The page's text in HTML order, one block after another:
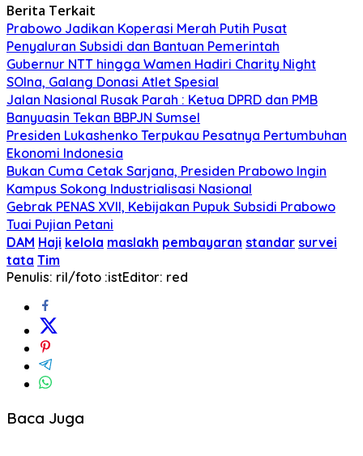
Berita Terkait
Prabowo Jadikan Koperasi Merah Putih Pusat
Penyaluran Subsidi dan Bantuan Pemerintah
Gubernur NTT hingga Wamen Hadiri Charity Night
SOIna, Galang Donasi Atlet Spesial
Jalan Nasional Rusak Parah : Ketua DPRD dan PMB
Banyuasin Tekan BBPJN Sumsel
Presiden Lukashenko Terpukau Pesatnya Pertumbuhan
Ekonomi Indonesia
Bukan Cuma Cetak Sarjana, Presiden Prabowo Ingin
Kampus Sokong Industrialisasi Nasional
Gebrak PENAS XVII, Kebijakan Pupuk Subsidi Prabowo
Tuai Pujian Petani
DAM Haji kelola maslakh pembayaran standar survei
tata Tim
Penulis: ril/foto :istEditor: red
Baca Juga